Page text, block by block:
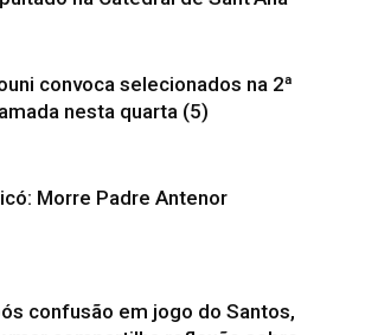
convoca selecionados na 2ª
nesta quarta (5)
Morre Padre Antenor
confusão em jogo do Santos,